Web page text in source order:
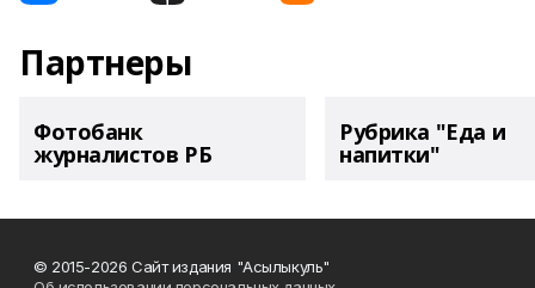
Партнеры
Фотобанк
журналистов РБ
Рубрика "Еда и
напитки"
© 2015-2026 Сайт издания "Асылыкуль"